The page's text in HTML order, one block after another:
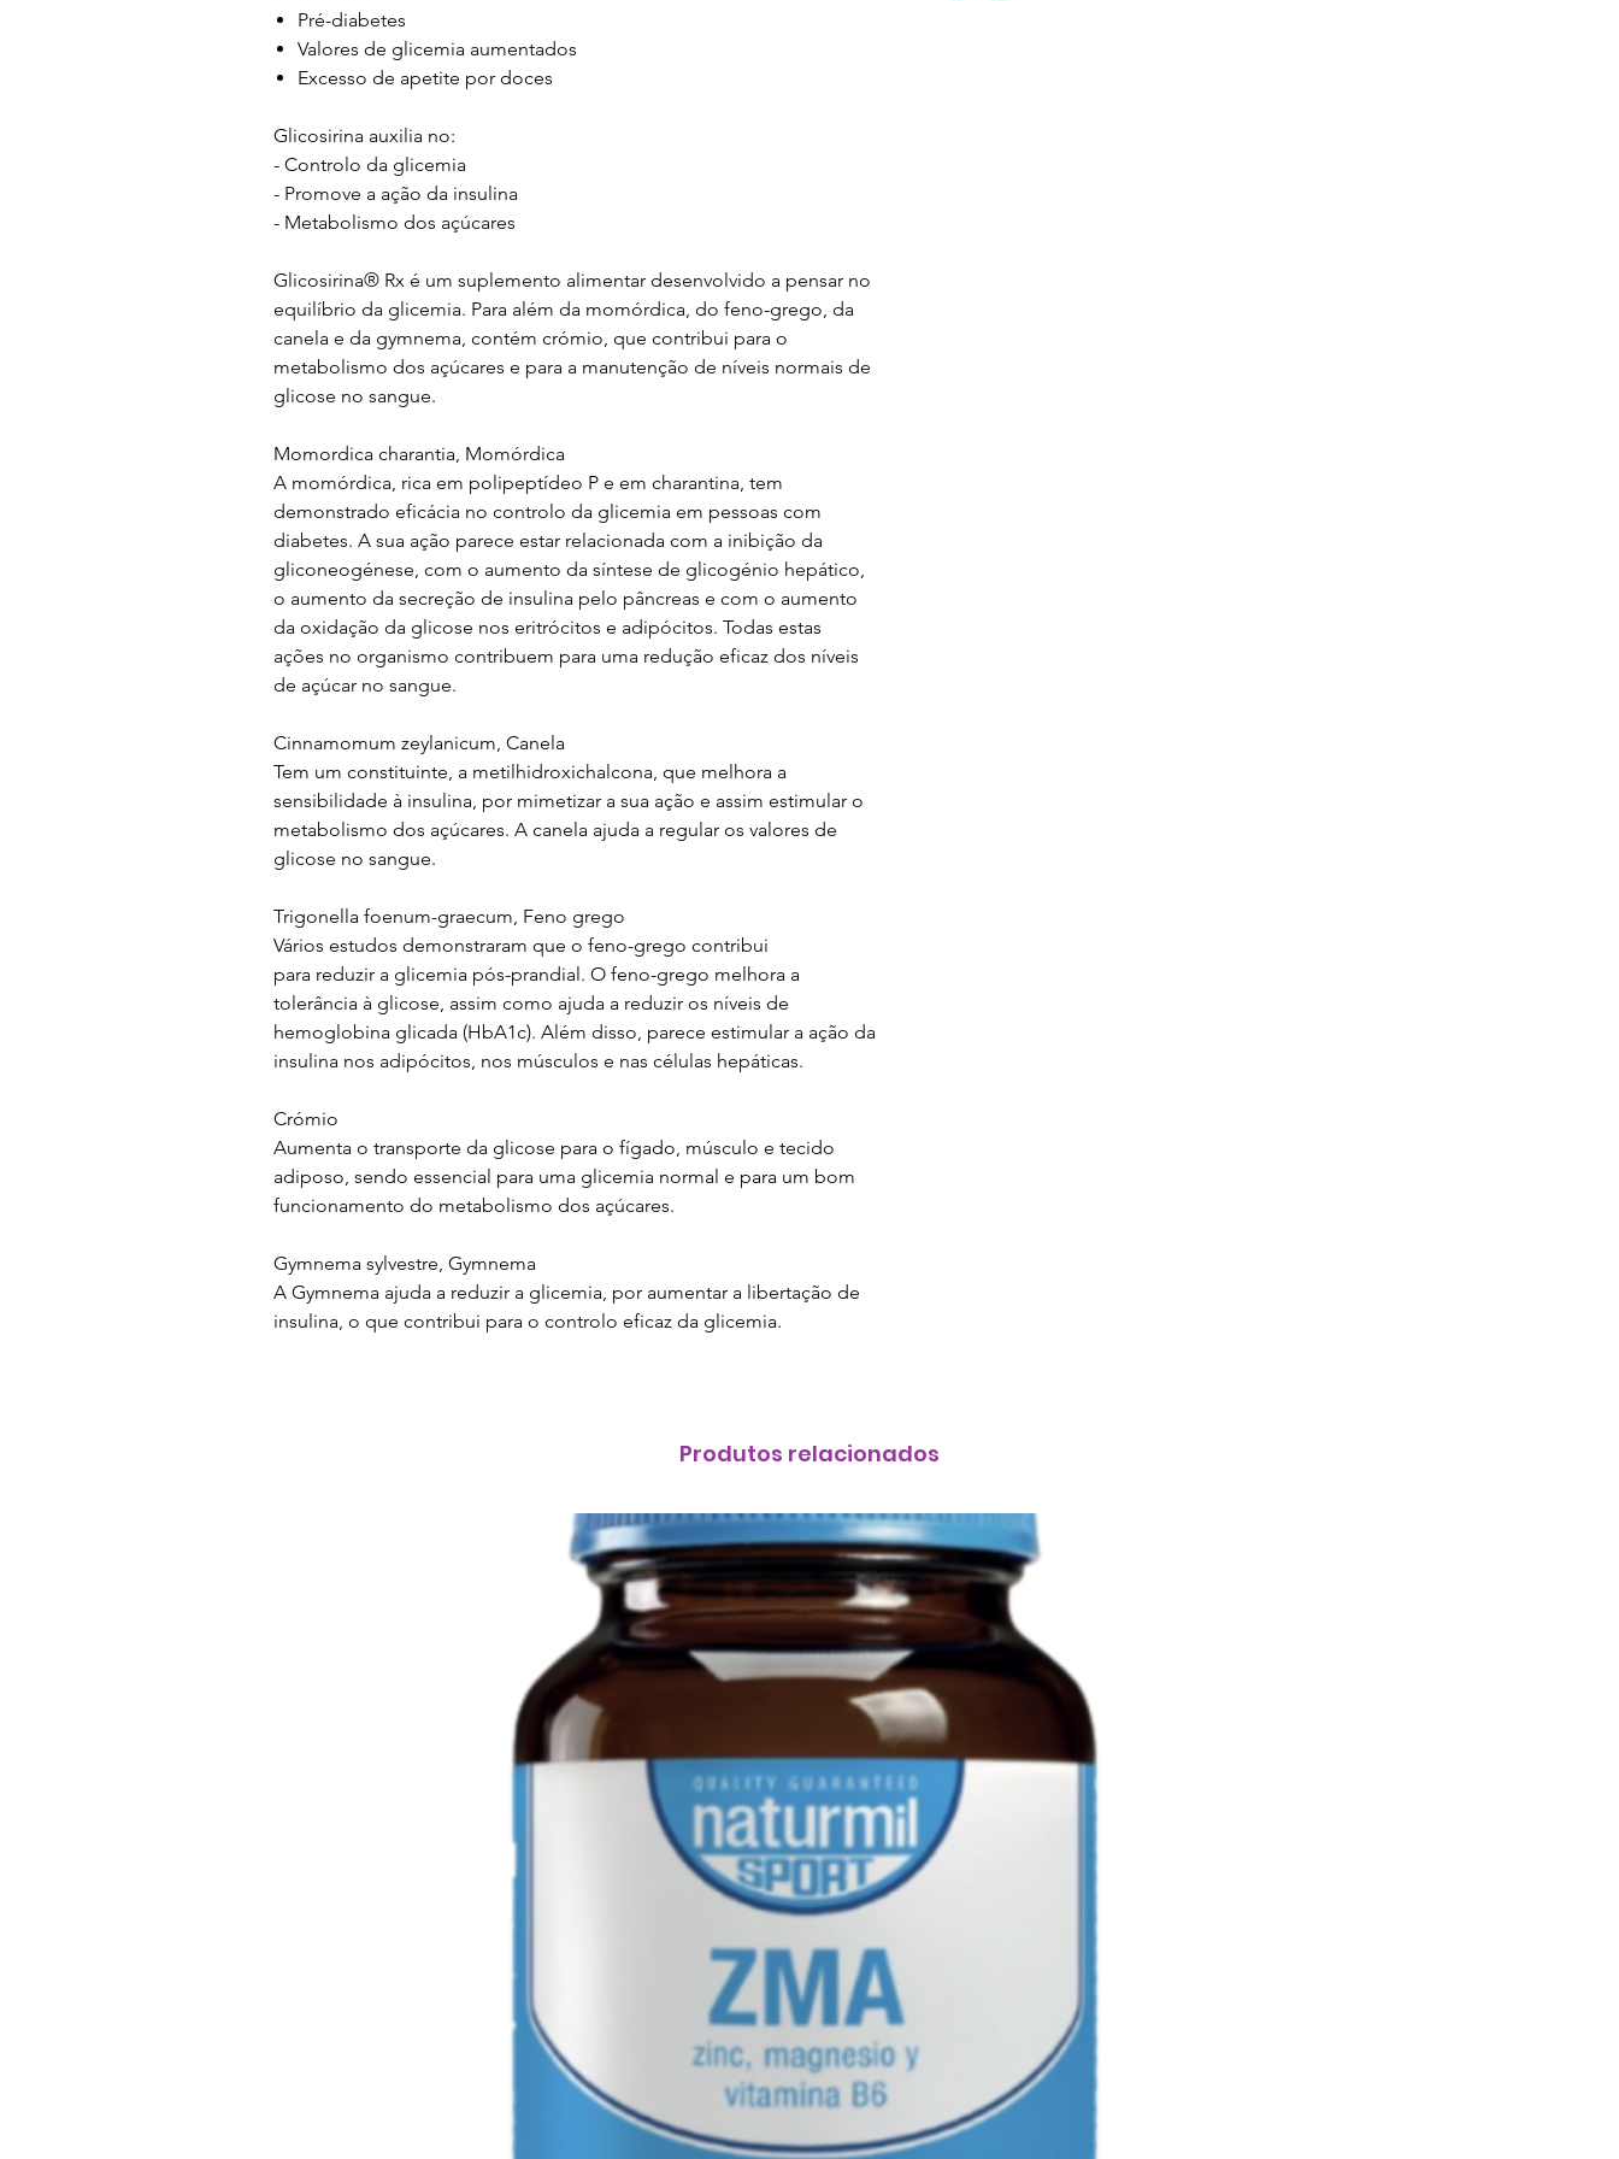
Pré-diabetes
Valores de glicemia aumentados
Excesso de apetite por doces
Glicosirina auxilia no:
- Controlo da glicemia
- Promove a ação da insulina
- Metabolismo dos açúcares
Glicosirina® Rx é um suplemento alimentar desenvolvido a pensar no
equilíbrio da glicemia. Para além da momórdica, do feno-grego, da
canela e da gymnema, contém crómio, que contribui para o
metabolismo dos açúcares e para a manutenção de níveis normais de
glicose no sangue.
Momordica charantia, Momórdica
A momórdica, rica em polipeptídeo P e em charantina, tem
demonstrado eficácia no controlo da glicemia em pessoas com
diabetes. A sua ação parece estar relacionada com a inibição da
gliconeogénese, com o aumento da síntese de glicogénio hepático,
o aumento da secreção de insulina pelo pâncreas e com o aumento
da oxidação da glicose nos eritrócitos e adipócitos. Todas estas
ações no organismo contribuem para uma redução eficaz dos níveis
de açúcar no sangue.
Cinnamomum zeylanicum, Canela
Tem um constituinte, a metilhidroxichalcona, que melhora a
sensibilidade à insulina, por mimetizar a sua ação e assim estimular o
metabolismo dos açúcares. A canela ajuda a regular os valores de
glicose no sangue.
Trigonella foenum-graecum, Feno grego
Vários estudos demonstraram que o feno-grego contribui
para reduzir a glicemia pós-prandial. O feno-grego melhora a
tolerância à glicose, assim como ajuda a reduzir os níveis de
hemoglobina glicada (HbA1c). Além disso, parece estimular a ação da
insulina nos adipócitos, nos músculos e nas células hepáticas.
Crómio
Aumenta o transporte da glicose para o fígado, músculo e tecido
adiposo, sendo essencial para uma glicemia normal e para um bom
funcionamento do metabolismo dos açúcares.
Gymnema sylvestre, Gymnema
A Gymnema ajuda a reduzir a glicemia, por aumentar a libertação de
insulina, o que contribui para o controlo eficaz da glicemia.
Produtos relacionados